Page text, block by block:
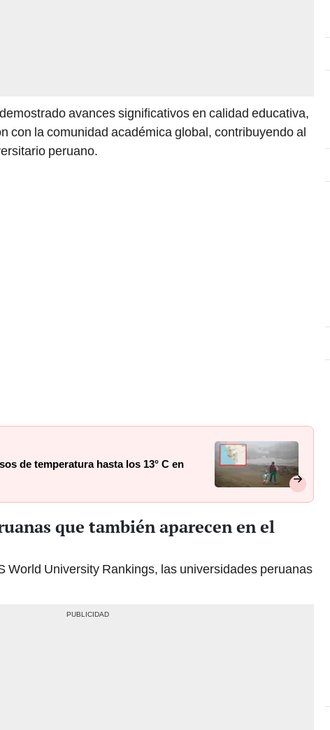
avances significativos en calidad educativa,
con la comunidad académica global, contribuyendo al
peruano.
de temperatura hasta los 13° C en
que también aparecen en el
World University Rankings, las universidades peruanas